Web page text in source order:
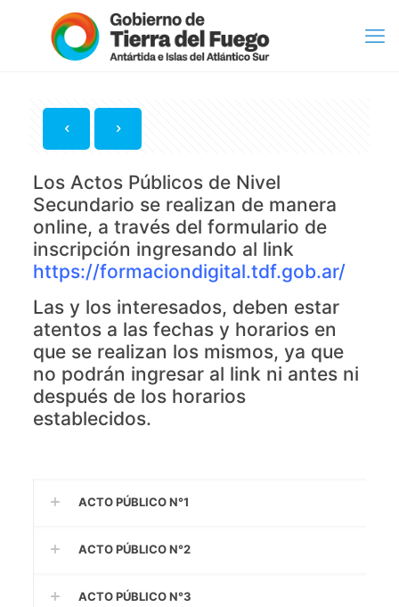
Los Actos Públicos de Nivel
Secundario se realizan de manera
online, a través del formulario de
inscripción ingresando al link
https://formaciondigital.tdf.gob.ar/
Las y los interesados, deben estar
atentos a las fechas y horarios en
que se realizan los mismos, ya que
no podrán ingresar al link ni antes ni
después de los horarios
establecidos.
ACTO PÚBLICO N°1
ACTO PÚBLICO N°2
ACTO PÚBLICO N°3